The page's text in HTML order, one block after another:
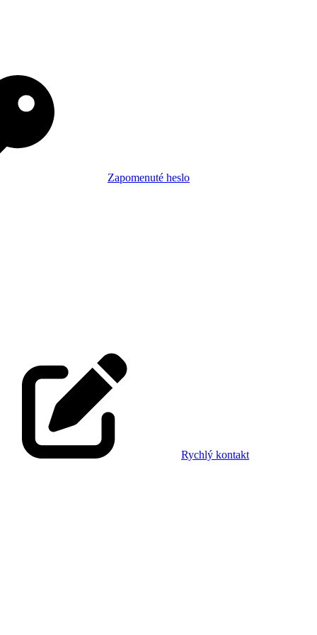
Zapomenuté heslo
Rychlý kontakt